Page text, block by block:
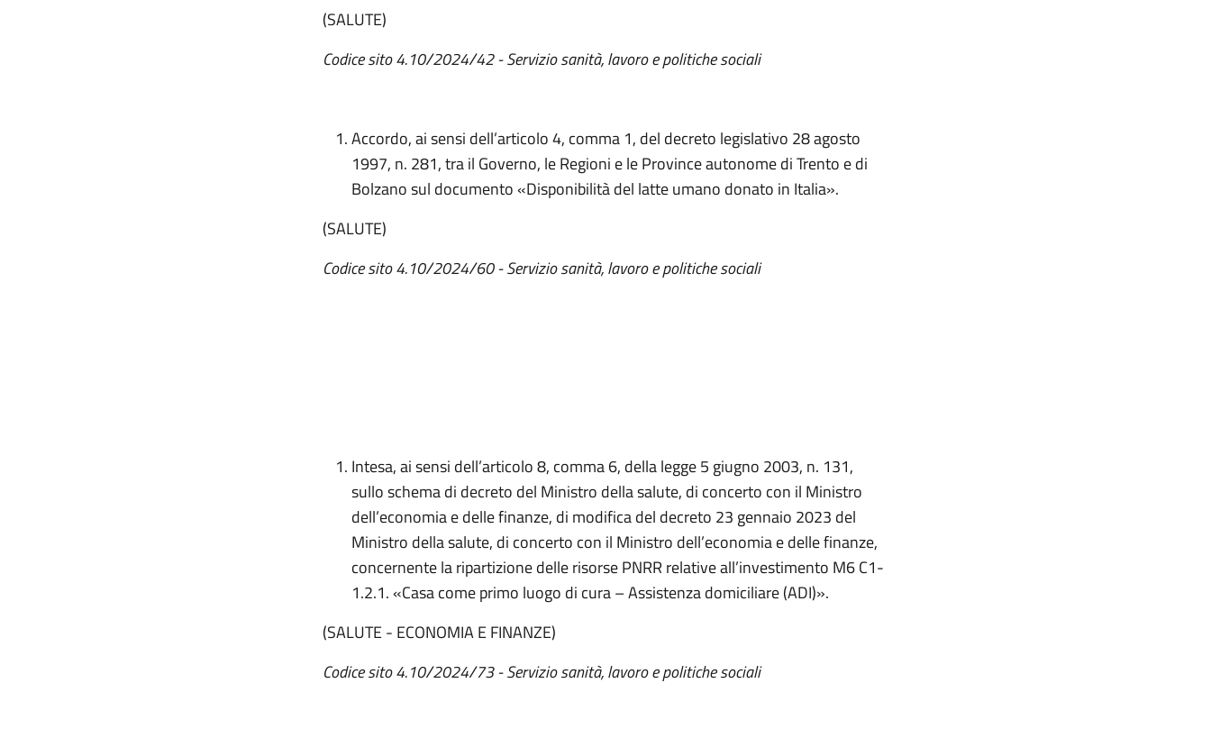
(SALUTE)
Codice sito 4.10/2024/42 - Servizio sanità, lavoro e politiche sociali
Accordo, ai sensi dell’articolo 4, comma 1, del decreto legislativo 28 agosto
1997, n. 281, tra il Governo, le Regioni e le Province autonome di Trento e di
Bolzano sul documento «Disponibilità del latte umano donato in Italia».
(SALUTE)
Codice sito 4.10/2024/60 - Servizio sanità, lavoro e politiche sociali
Intesa, ai sensi dell’articolo 8, comma 6, della legge 5 giugno 2003, n. 131,
sullo schema di decreto del Ministro della salute, di concerto con il Ministro
dell’economia e delle finanze, di modifica del decreto 23 gennaio 2023 del
Ministro della salute, di concerto con il Ministro dell’economia e delle finanze,
concernente la ripartizione delle risorse PNRR relative all’investimento M6 C1-
1.2.1. «Casa come primo luogo di cura – Assistenza domiciliare (ADI)».
(SALUTE - ECONOMIA E FINANZE)
Codice sito 4.10/2024/73 -Servizio sanità, lavoro e politiche sociali